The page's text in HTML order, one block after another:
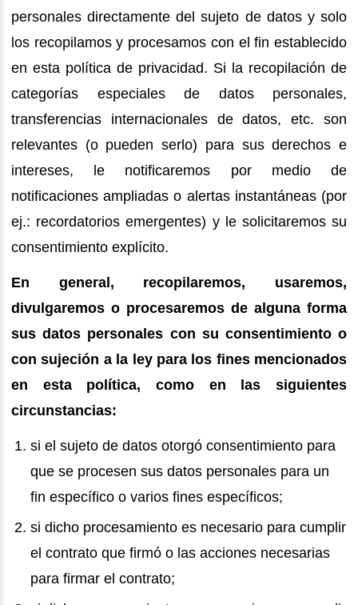
personales directamente del sujeto de datos y solo
los recopilamos y procesamos con el fin establecido
en esta política de privacidad. Si la recopilación de
categorías especiales de datos personales,
transferencias internacionales de datos, etc. son
relevantes (o pueden serlo) para sus derechos e
intereses, le notificaremos por medio de
notificaciones ampliadas o alertas instantáneas (por
ej.: recordatorios emergentes) y le solicitaremos su
consentimiento explícito.
En general, recopilaremos, usaremos,
divulgaremos o procesaremos de alguna forma
sus datos personales con su consentimiento o
con sujeción a la ley para los fines mencionados
en esta política, como en las siguientes
circunstancias:
si el sujeto de datos otorgó consentimiento para
que se procesen sus datos personales para un
fin específico o varios fines específicos;
si dicho procesamiento es necesario para cumplir
el contrato que firmó o las acciones necesarias
para firmar el contrato;